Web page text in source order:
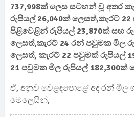
737,998ක් ලෙස සටහන් වූ අතර
රුපියල් 26,040ක් ලෙසත්,කැරට් 22
පිළිවෙළින් රුපියල් 23,870ක් සහ
ලෙසත්,කැරට් 24 රන් පවුමක මිල
ලෙසත්, කැරට් 22 පවුමක් රුපියල්
21 පවුමක මිල රුපියල් 182,300ක්
ඒ, අනුව වෙළඳපොළේ අද රන්
මෙලෙසින්,